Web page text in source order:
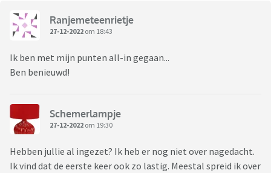
Ranjemeteenrietje
27-12-2022 om 18:43
Ik ben met mijn punten all-in gegaan...
Ben benieuwd!
Schemerlampje
27-12-2022 om 19:30
Hebben jullie al ingezet? Ik heb er nog niet over nagedacht.
Ik vind dat de eerste keer ook zo lastig. Meestal spreid ik over